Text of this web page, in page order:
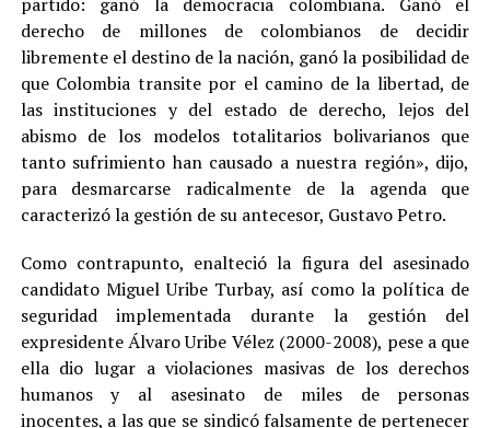
derecho de millones de colombianos de decidir
libremente el destino de la nación, ganó la posibilidad de
que Colombia transite por el camino de la libertad, de
las instituciones y del estado de derecho, lejos del
abismo de los modelos totalitarios bolivarianos que
tanto sufrimiento han causado a nuestra región», dijo,
para desmarcarse radicalmente de la agenda que
caracterizó la gestión de su antecesor, Gustavo Petro.
Como contrapunto, enalteció la figura del asesinado
candidato Miguel Uribe Turbay, así como la política de
seguridad implementada durante la gestión del
expresidente Álvaro Uribe Vélez (2000-2008), pese a que
ella dio lugar a violaciones masivas de los derechos
humanos y al asesinato de miles de personas
inocentes, a las que se sindicó falsamente de pertenecer